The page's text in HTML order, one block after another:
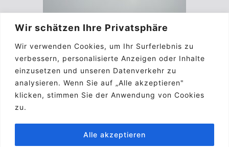
Wir schätzen Ihre Privatsphäre
Wir verwenden Cookies, um Ihr Surferlebnis zu
verbessern, personalisierte Anzeigen oder Inhalte
einzusetzen und unseren Datenverkehr zu
analysieren. Wenn Sie auf „Alle akzeptieren"
klicken, stimmen Sie der Anwendung von Cookies
zu.
Alle akzeptieren